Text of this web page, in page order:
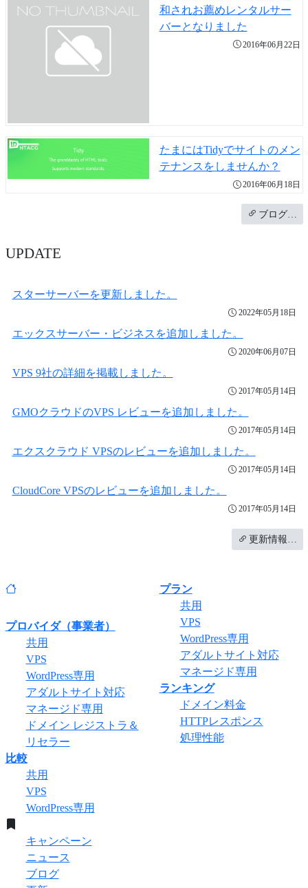
和されお薦めレンタルサー
バーとなりました
2016年06月22日
たまにはTidyでサイトのメン
テナンスをしませんか？
2016年06月18日
ブログ…
UPDATE
スターサーバーを更新しました。
2022年05月18日
エックスサーバー・ビジネスを追加しました。
2020年06月07日
VPS 9社の詳細を掲載しました。
2017年05月14日
GMOクラウドのVPS レビューを追加しました。
2017年05月14日
エクスクラウド VPSのレビューを追加しました。
2017年05月14日
CloudCore VPSのレビューを追加しました。
2017年05月14日
更新情報…
プロバイダ（事業者）
共用
VPS
WordPress専用
アダルトサイト対応
マネージド専用
ドメイン レジストラ＆
リセラー
プラン
共用
VPS
WordPress専用
アダルトサイト対応
マネージド専用
ランキング
ドメイン料金
HTTPレスポンス
処理性能
比較
共用
VPS
WordPress専用
キャンペーン
ニュース
ブログ